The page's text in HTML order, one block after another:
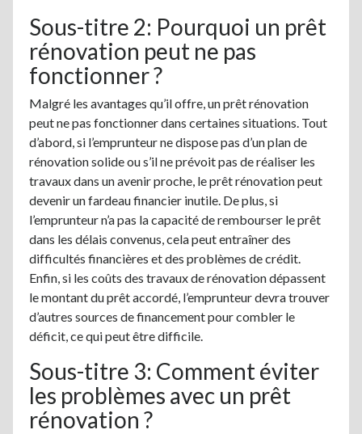
Sous-titre 2: Pourquoi un prêt
rénovation peut ne pas
fonctionner ?
Malgré les avantages qu’il offre, un prêt rénovation
peut ne pas fonctionner dans certaines situations. Tout
d’abord, si l’emprunteur ne dispose pas d’un plan de
rénovation solide ou s’il ne prévoit pas de réaliser les
travaux dans un avenir proche, le prêt rénovation peut
devenir un fardeau financier inutile. De plus, si
l’emprunteur n’a pas la capacité de rembourser le prêt
dans les délais convenus, cela peut entraîner des
difficultés financières et des problèmes de crédit.
Enfin, si les coûts des travaux de rénovation dépassent
le montant du prêt accordé, l’emprunteur devra trouver
d’autres sources de financement pour combler le
déficit, ce qui peut être difficile.
Sous-titre 3: Comment éviter
les problèmes avec un prêt
rénovation ?